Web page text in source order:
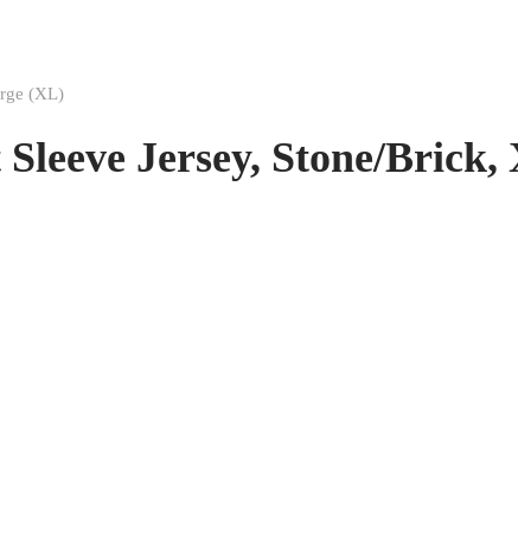
(XL)
Jersey, Stone/